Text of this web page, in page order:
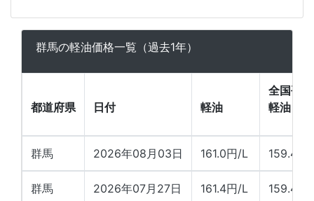
群馬の軽油価格一覧（過去1年）
都道府県 日付 軽油
全国平均
軽油
群馬 2026年08月03日 161.0円/L 159.4円
群馬 2026年07月27日 161.4円/L 159.4円